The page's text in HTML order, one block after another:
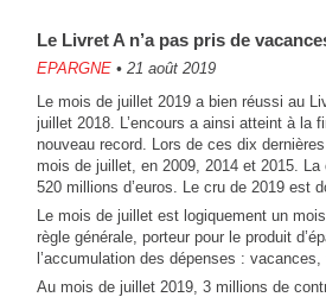
Le Livret A n’a pas pris de
EPARGNE • 21 août 2019
Le mois de juillet 2019 a bien réussi au
juillet 2018. L’encours a ainsi atteint à la
nouveau record. Lors de ces dix
mois de juillet, en 2009, 2014 et 2015.
520 millions d’euros. Le cru de 2019 est
Le mois de juillet est logiquement un
règle générale, porteur pour le produit
l’accumulation des dépenses :
Au mois de juillet 2019, 3 millions de